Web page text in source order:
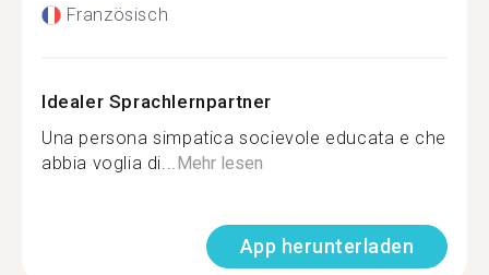
Französisch
Idealer Sprachlernpartner
Una persona simpatica socievole educata e che
abbia voglia di...Mehr lesen
App herunterladen